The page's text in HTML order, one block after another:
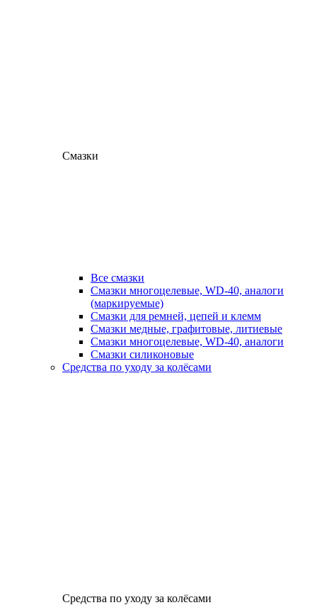
Смазки
Все смазки
Смазки многоцелевые, WD-40, аналоги
(маркируемые)
Смазки для ремней, цепей и клемм
Смазки медные, графитовые, литиевые
Смазки многоцелевые, WD-40, аналоги
Смазки силиконовые
Средства по уходу за колёсами
Средства по уходу за колёсами